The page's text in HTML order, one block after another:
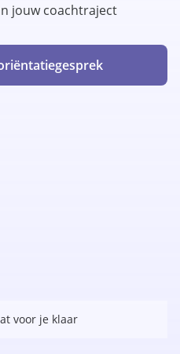
jouw coachtraject
voor je klaar